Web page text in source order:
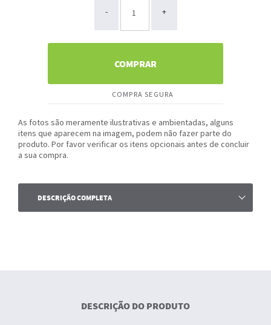
- +
COMPRA SEGURA
COMPRAR
As fotos são meramente ilustrativas e ambientadas, alguns
itens que aparecem na imagem, podem não fazer parte do
produto. Por favor verificar os itens opcionais antes de concluir
a sua compra.
DESCRIÇÃO COMPLETA
DESCRIÇÃO DO PRODUTO